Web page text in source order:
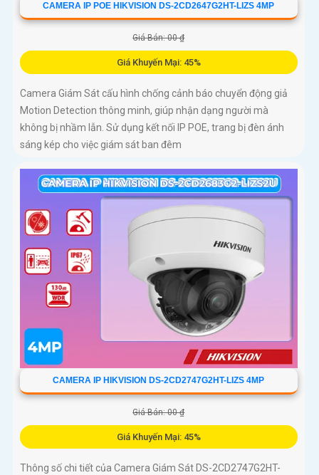
CAMERA IP POE HIKVISION DS-2CD2647G2HT-LIZS 4MP
Giá Bán: 00 ₫
Giá Khuyến Mại: 45%
Camera Giám Sát cấu hình chống cảnh báo chuyển động giả
Motion Detection thông minh, giúp nhận dạng người mà
không bị nhầm lẫn. Sử dụng kết nối IP POE, trang bị đèn ánh
sáng kép cho việc giám sát ban đêm
CAMERA IP HIKVISION DS-2CD2747G2HT-LIZS 4MP
Giá Bán: 00 ₫
Giá Khuyến Mại: 45%
Thông số chi tiết của Camera Giám Sát DS-2CD2747G2HT-